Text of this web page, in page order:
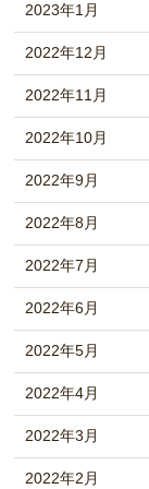
2023年1月
2022年12月
2022年11月
2022年10月
2022年9月
2022年8月
2022年7月
2022年6月
2022年5月
2022年4月
2022年3月
2022年2月